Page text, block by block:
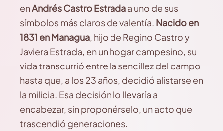
enAndrés Castro Estradaa uno de sus
símbolos más claros de valentía. Nacido en
1831 en Managua, hijo de Regino Castro y
Javiera Estrada, en un hogar campesino, su
vida transcurrió entre la sencillez del campo
hasta que, a los 23 años, decidió alistarse en
la milicia. Esa decisión lo llevaría a
encabezar, sin proponérselo, un acto que
trascendió generaciones.